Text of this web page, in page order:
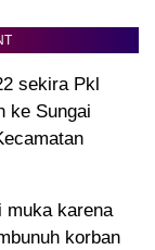
sekira Pkl
ke Sungai
muka karena
korban